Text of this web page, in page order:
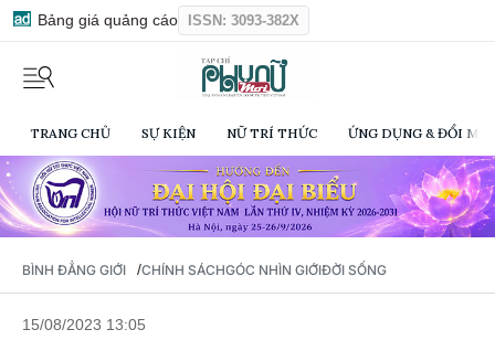
Bảng giá quảng cáo ISSN: 3093-382X
TRANG CHỦ SỰ KIỆN NỮ TRÍ THỨC ỨNG DỤNG & ĐỔI
BÌNH ĐẲNG GIỚI /CHÍNH SÁCHGÓC NHÌN GIỚIĐỜI SỐNG
15/08/2023 13:05